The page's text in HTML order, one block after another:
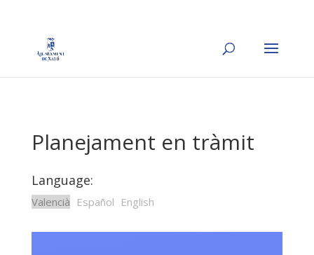
Planejament en tràmit
Language:
Valencià Español English